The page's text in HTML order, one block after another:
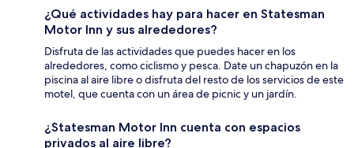
¿Qué actividades hay para hacer en Statesman
Motor Inn y sus alrededores?
Disfruta de las actividades que puedes hacer en los
alrededores, como ciclismo y pesca. Date un chapuzón en la
piscina al aire libre o disfruta del resto de los servicios de este
motel, que cuenta con un área de picnic y un jardín.
¿Statesman Motor Inn cuenta con espacios
privados al aire libre?